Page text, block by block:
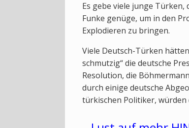
Es gebe viele junge
Funke genüge, um in den
Explodieren zu bringen.
Viele Deutsch-Türken
schmutzig“ die deutsche
Resolution, die
durch einige deutsche
türkischen Politiker, würden